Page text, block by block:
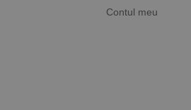
Contul meu